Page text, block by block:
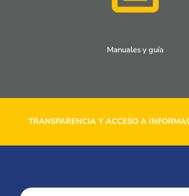
Manuales y guía
TRANSPARENCIA Y ACCESO A